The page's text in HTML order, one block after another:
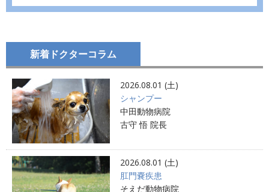
新着ドクターコラム
2026.08.01 (土)
シャンプー
中田動物病院
古守 悟 院長
2026.08.01 (土)
肛門嚢疾患
そえだ動物病院